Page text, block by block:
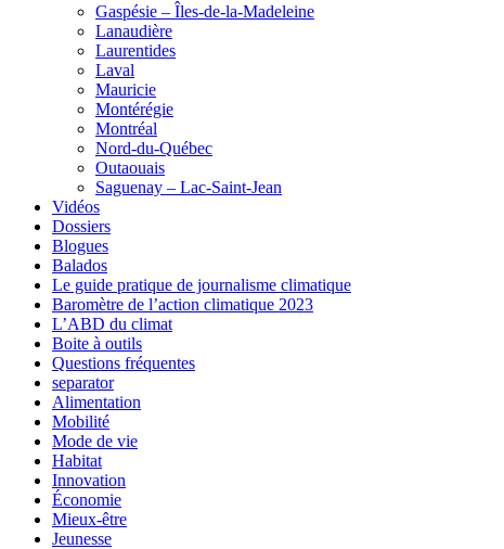
Gaspésie – Îles-de-la-Madeleine
Lanaudière
Laurentides
Laval
Mauricie
Montérégie
Montréal
Nord-du-Québec
Outaouais
Saguenay – Lac-Saint-Jean
Vidéos
Dossiers
Blogues
Balados
Le guide pratique de journalisme climatique
Baromètre de l’action climatique 2023
L’ABD du climat
Boite à outils
Questions fréquentes
separator
Alimentation
Mobilité
Mode de vie
Habitat
Innovation
Économie
Mieux-être
Jeunesse